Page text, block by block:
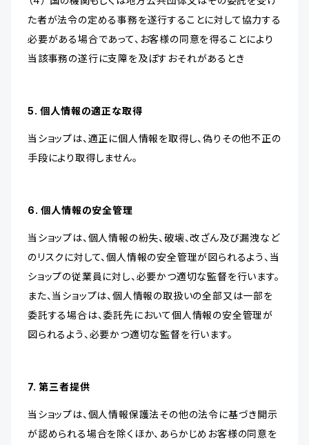
た者が法令の定める事務を遂行することに対して協力する
必要がある場合であって、お客様の同意を得ることにより
当該事務の遂行に支障を及ぼすおそれがあるとき
5. 個人情報の適正な取得
当ショップは、適正に個人情報を取得し、偽りその他不正の
手段により取得しません。
6. 個人情報の安全管理
当ショップは、個人情報の紛失、破壊、改ざん及び漏洩など
のリスクに対して、個人情報の安全管理が図られるよう、当
ショップの従業員に対し、必要かつ適切な監督を行います。
また、当ショップは、個人情報の取扱いの全部又は一部を
委託する場合は、委託先において個人情報の安全管理が
図られるよう、必要かつ適切な監督を行います。
7. 第三者提供
当ショップは、個人情報保護法その他の法令に基づき開示
が認められる場合を除くほか、あらかじめお客様の同意を